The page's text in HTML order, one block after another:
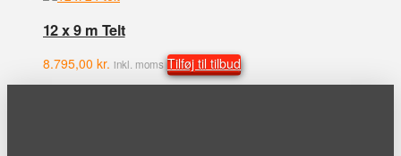
12 x 9 m Telt
8.795,00 kr. inkl. moms Tilføj til tilbud